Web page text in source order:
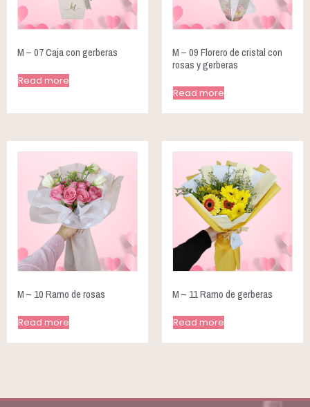
M – 07 Caja con gerberas
Read more
M – 09 Florero de cristal con
rosas y gerberas
Read more
M – 10 Ramo de rosas
Read more
M – 11 Ramo de gerberas
Read more